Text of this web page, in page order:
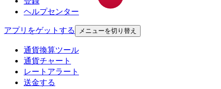
ヘルプセンター
アプリをゲットする
メニューを切り替え
通貨換算ツール
通貨チャート
レートアラート
送金する